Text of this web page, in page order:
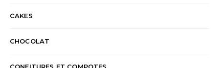
CAKES
CHOCOLAT
CONFITURES ET COMPOTES